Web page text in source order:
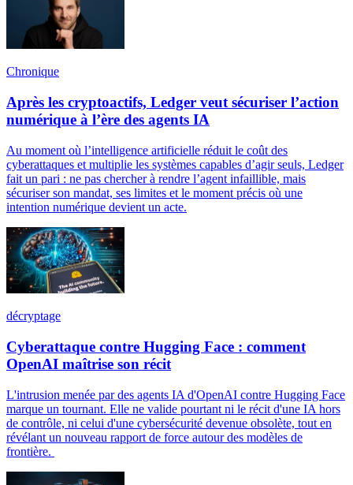
Chronique
Après les cryptoactifs, Ledger veut sécuriser l’action
numérique à l’ère des agents IA
Au moment où l’intelligence artificielle réduit le coût des
cyberattaques et multiplie les systèmes capables d’agir seuls, Ledger
fait un pari : ne pas chercher à rendre l’agent infaillible, mais
sécuriser son mandat, ses limites et le moment précis où une
intention numérique devient un acte.
décryptage
Cyberattaque contre Hugging Face : comment
OpenAI maîtrise son récit
L'intrusion menée par des agents IA d'OpenAI contre Hugging Face
marque un tournant. Elle ne valide pourtant ni le récit d'une IA hors
de contrôle, ni celui d'une cybersécurité devenue obsolète, tout en
révélant un nouveau rapport de force autour des modèles de
frontière.